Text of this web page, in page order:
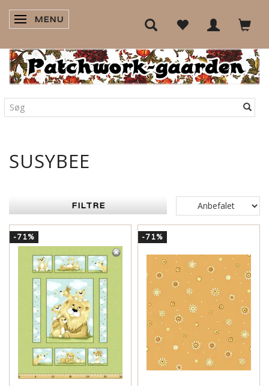
SKIFTE NAVIGATION
MENU
SUSYBEE
FILTRE
-71% -71%